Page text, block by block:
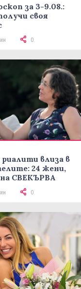
за 3-9.08.:
своя
0
влиза в
24 жени,
СВЕКЪРВА
0